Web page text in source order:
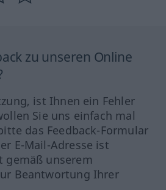
zu unseren Online
ist Ihnen ein Fehler
Sie uns einfach mal
das Feedback-Formular
E-Mail-Adresse ist
unserem
Beantwortung Ihrer